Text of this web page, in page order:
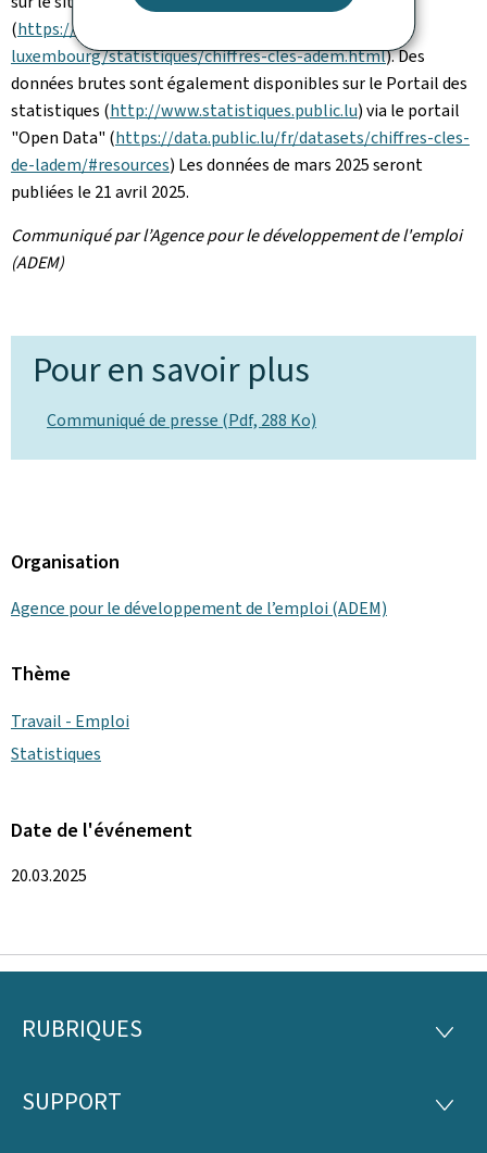
(https://adem.public.lu/fr/marche-emploi-
luxembourg/statistiques/chiffres-cles-adem.html). Des
données brutes sont également disponibles sur le Portail des
statistiques (http://www.statistiques.public.lu) via le portail
"Open Data" (https://data.public.lu/fr/datasets/chiffres-cles-
de-ladem/#resources) Les données de mars 2025 seront
publiées le 21 avril 2025.
Communiqué par l’Agence pour le développement de l'emploi
(ADEM)
Pour en savoir plus
Communiqué de presse (Pdf, 288 Ko)
Organisation
Agence pour le développement de l’emploi (ADEM)
Thème
Travail - Emploi
Statistiques
Date de l'événement
20.03.2025
Pied
page
RUBRIQUES
SUPPORT